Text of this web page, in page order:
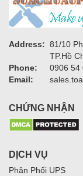
Address: 81/10
TP.Hồ
Phone:
0906 54
Email:
CHỨNG NHẬN
DỊCH VỤ
Phân Phối UPS